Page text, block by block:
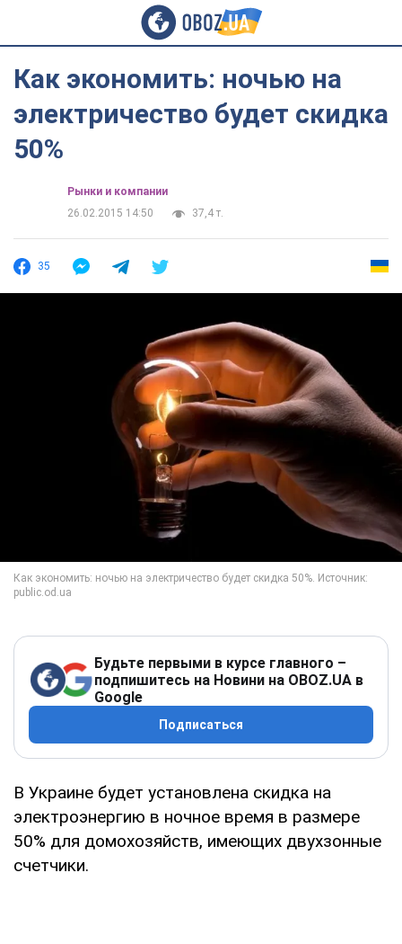
Как экономить: ночью на
электричество будет скидка
50%
Рынки и компании
26.02.2015 14:50
37,4 т.
35
Будьте первыми в курсе главного –
подпишитесь на Новини на OBOZ.UA в
Google
Подписаться
В Украине будет установлена скидка на
электроэнергию в ночное время в размере
50% для домохозяйств, имеющих двухзонные
счетчики.